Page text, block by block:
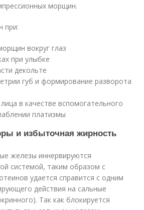
морщин.
при:
вокруг глаз
при улыбке
декольте
губ и формирование разворота
в качестве вспомогательного
платизмы
и избыточная жирность
железы иннервируются
системой, таким образом с
удается справится с одним
действия на сальные
Так как блокируется